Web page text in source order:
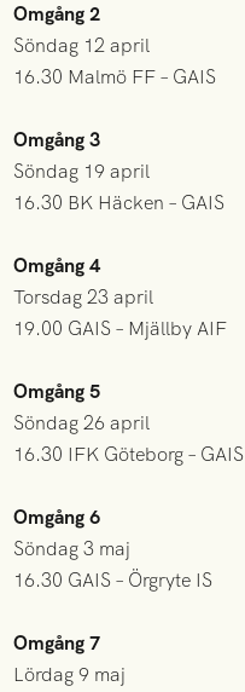
Omgång 2
Söndag 12 april
16.30 Malmö FF – GAIS
Omgång 3
Söndag 19 april
16.30 BK Häcken – GAIS
Omgång 4
Torsdag 23 april
19.00 GAIS – Mjällby AIF
Omgång 5
Söndag 26 april
16.30 IFK Göteborg – GAIS
Omgång 6
Söndag 3 maj
16.30 GAIS – Örgryte IS
Omgång 7
Lördag 9 maj